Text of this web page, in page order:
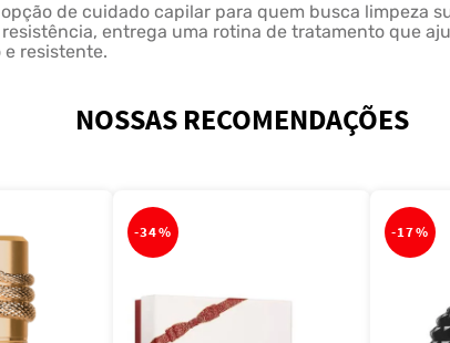
de cuidado capilar para quem busca limpeza
entrega uma rotina de tratamento que
resistente.
NOSSAS RECOMENDAÇÕES
-34% -17%